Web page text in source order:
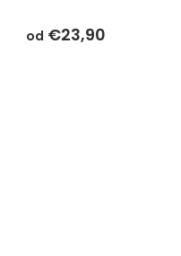
od €23,90